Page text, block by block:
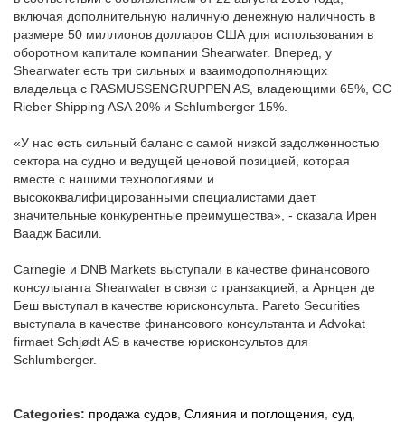
включая дополнительную наличную денежную наличность в
размере 50 миллионов долларов США для использования в
оборотном капитале компании Shearwater. Вперед, у
Shearwater есть три сильных и взаимодополняющих
владельца с RASMUSSENGRUPPEN AS, владеющими 65%, GC
Rieber Shipping ASA 20% и Schlumberger 15%.
«У нас есть сильный баланс с самой низкой задолженностью
сектора на судно и ведущей ценовой позицией, которая
вместе с нашими технологиями и
высококвалифицированными специалистами дает
значительные конкурентные преимущества», - сказала Ирен
Ваадж Басили.
Carnegie и DNB Markets выступали в качестве финансового
консультанта Shearwater в связи с транзакцией, а Арнцен де
Беш выступал в качестве юрисконсульта. Pareto Securities
выступала в качестве финансового консультанта и Advokat
firmaet Schjødt AS в качестве юрисконсультов для
Schlumberger.
Categories: продажа судов Слияния и поглощения суд